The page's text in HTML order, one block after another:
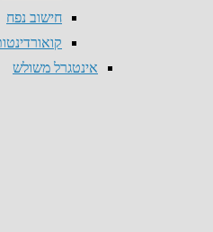
חישוב נפח
אינטגרל משולש